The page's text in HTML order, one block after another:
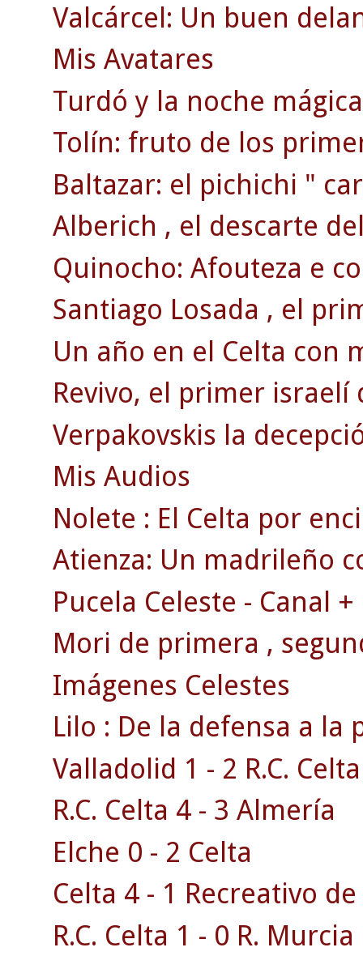
Valcárcel: Un buen
Mis Avatares
Turdó y la noche
Tolín: fruto de los
Baltazar: el pichichi "
Alberich , el descarte
Quinocho: Afouteza e
Santiago Losada , el
Un año en el Celta con
Revivo, el primer israelí
Verpakovskis la
Mis Audios
Nolete : El Celta por
Atienza: Un madrileño
Pucela Celeste - Canal +
Mori de primera ,
Imágenes Celestes
Lilo : De la defensa a la
Valladolid 1 - 2 R.C. Celta
R.C. Celta 4 - 3 Almería
Elche 0 - 2 Celta
Celta 4 - 1 Recreativo
R.C. Celta 1 - 0 R. Murcia